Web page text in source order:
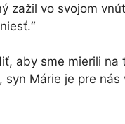
zažil vo svojom
aby sme mierili
syn Márie je pre